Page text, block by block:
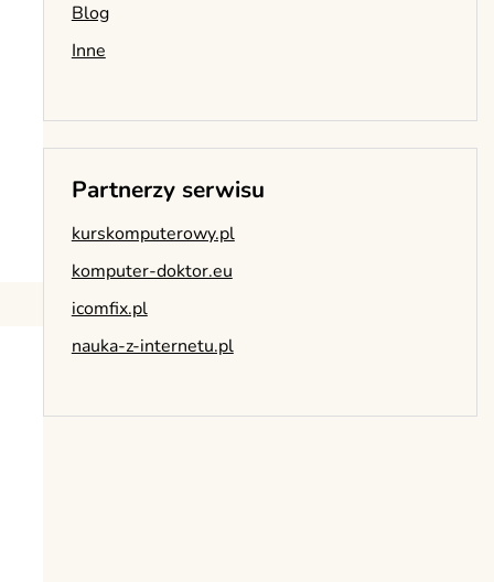
Blog
Inne
Partnerzy serwisu
kurskomputerowy.pl
komputer-doktor.eu
icomfix.pl
nauka-z-internetu.pl